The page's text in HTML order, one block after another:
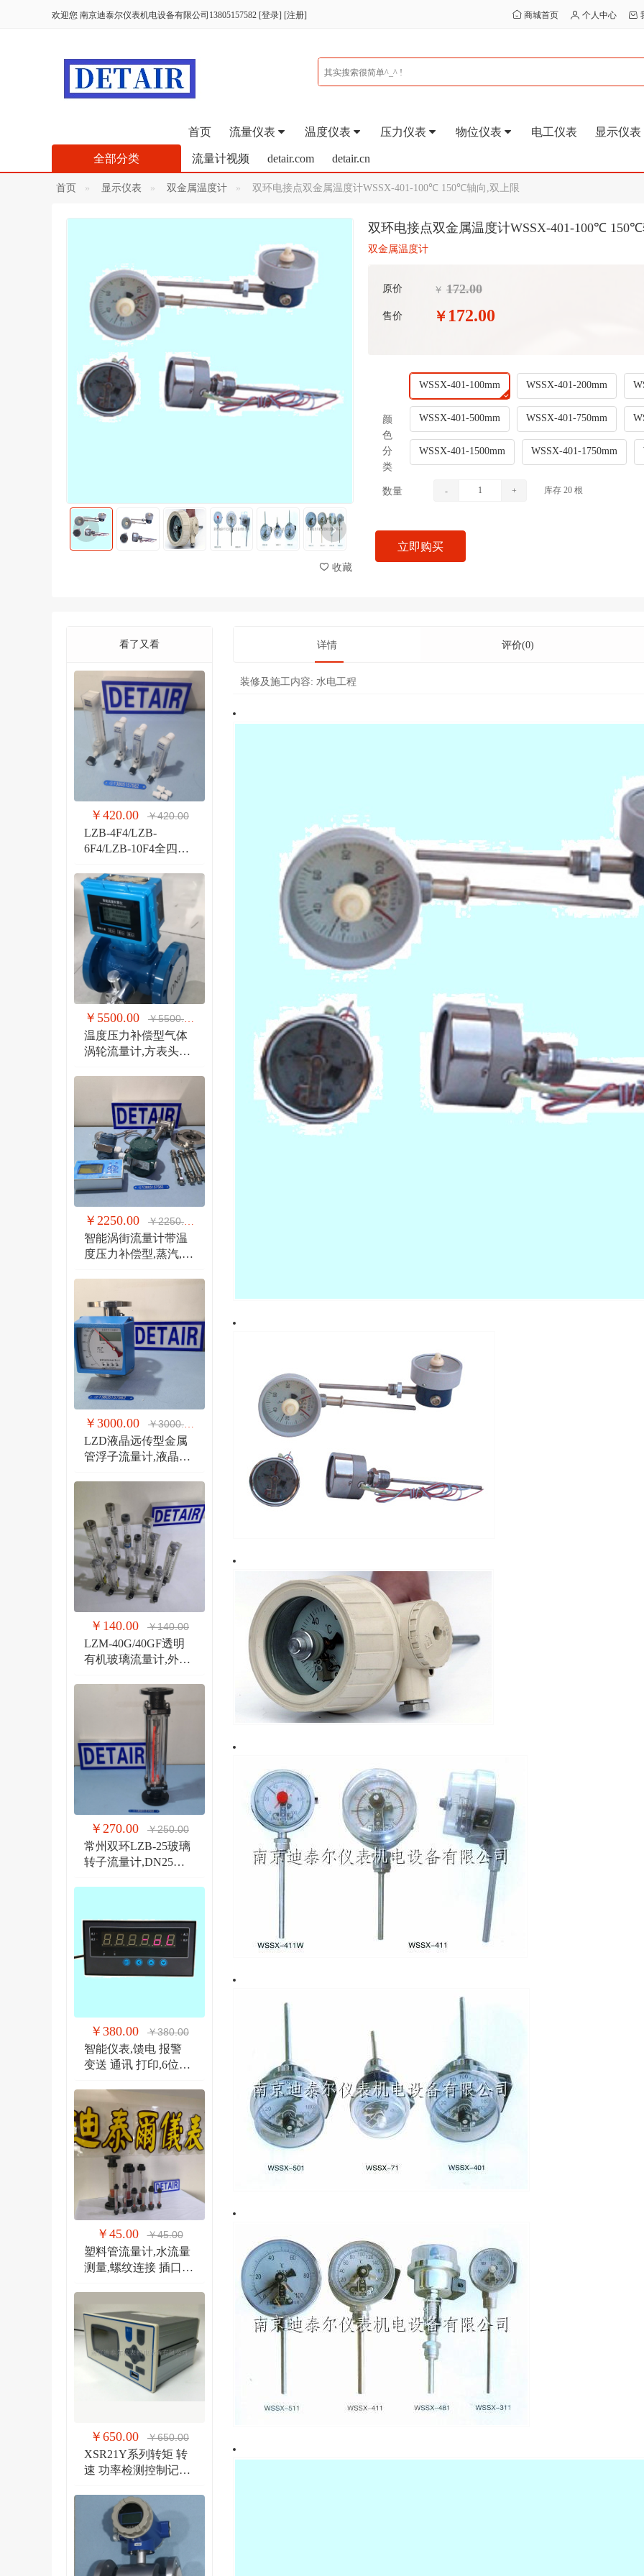
欢迎您 南京迪泰尔仪表机电设备有限公司13805157582 [登录] [注册] 商城首页 个人中心
首页 流量仪表 温度仪表 压力仪表 物位仪表 电工仪表 显示仪表
流量计视频 detair.com detair.cn
全部分类
首页 显示仪表 双金属温度计 双环电接点双金属温度计WSSX-401-100℃ 150℃轴向,双上限
收藏
双环电接点双金属温度计WSSX-401-100℃
双金属温度计
原价 ￥ 172.00
售价 ￥ 172.00
颜
色
分
类
WSSX-401-100mm WSSX-401-200mm
WSSX-401-500mm WSSX-401-750mm
WSSX-401-1500mm WSSX-401-1750mm
数量 - + 库存 20 根
立即购买
看了又看
￥420.00 ￥420.00
LZB-4F4/LZB-
6F4/LZB-10F4全四氟
气体玻璃管PVDF流量
计
￥5500.00 ￥5500.00
温度压力补偿型气体
涡轮流量计,方表头防
￥2250.00 ￥2250.00
智能涡街流量计带温
度压力补偿型,蒸汽,气
￥3000.00 ￥3000.00
LZD液晶远传型金属
管浮子流量计,液晶显
￥140.00 ￥140.00
LZM-40G/40GF透明
有机玻璃流量计,外螺
￥270.00 ￥250.00
常州双环LZB-25玻璃
转子流量计,DN25法
￥380.00 ￥380.00
智能仪表,馈电 报警
变送 通讯 打印,6位显
￥45.00 ￥45.00
塑料管流量计,水流量
测量,螺纹连接 插口连
￥650.00 ￥650.00
XSR21Y系列转矩 转
速 功率检测控制记录
详情 评价(0)
装修及施工内容: 水电工程